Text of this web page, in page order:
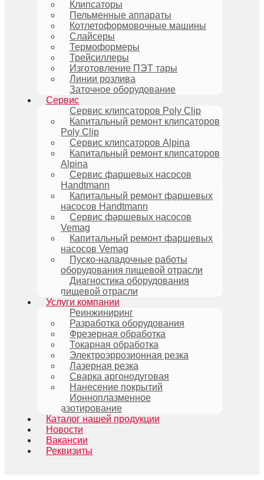
Клипсаторы
Пельменные аппараты
Котлетоформовочные машины
Слайсеры
Термоформеры
Трейсиллеры
Изготовление ПЭТ тары
Линии розлива
Заточное оборудование
Сервис
Сервис клипсаторов Poly Clip
Капитальный ремонт клипсаторов
Poly Clip
Сервис клипсаторов Alpina
Капитальный ремонт клипсаторов
Alpina
Сервис фаршевых насосов
Handtmann
Капитальный ремонт фаршевых
насосов Handtmann
Сервис фаршевых насосов
Vemag
Капитальный ремонт фаршевых
насосов Vemag
Пуско-наладочные работы
оборудования пищевой отрасли
Диагностика оборудования
пищевой отрасли
Услуги компании
Реинжиниринг
Разработка оборудования
Фрезерная обработка
Токарная обработка
Электроэррозионная резка
Лазерная резка
Сварка аргонодуговая
Нанесение покрытий
Ионноплазменное
азотирование
Каталог нашей продукции
Новости
Вакансии
Реквизиты